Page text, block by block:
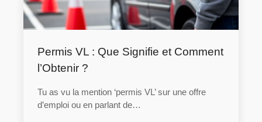
Permis VL : Que Signifie et Comment
l’Obtenir ?
Tu as vu la mention ‘permis VL’ sur une offre
d’emploi ou en parlant de…